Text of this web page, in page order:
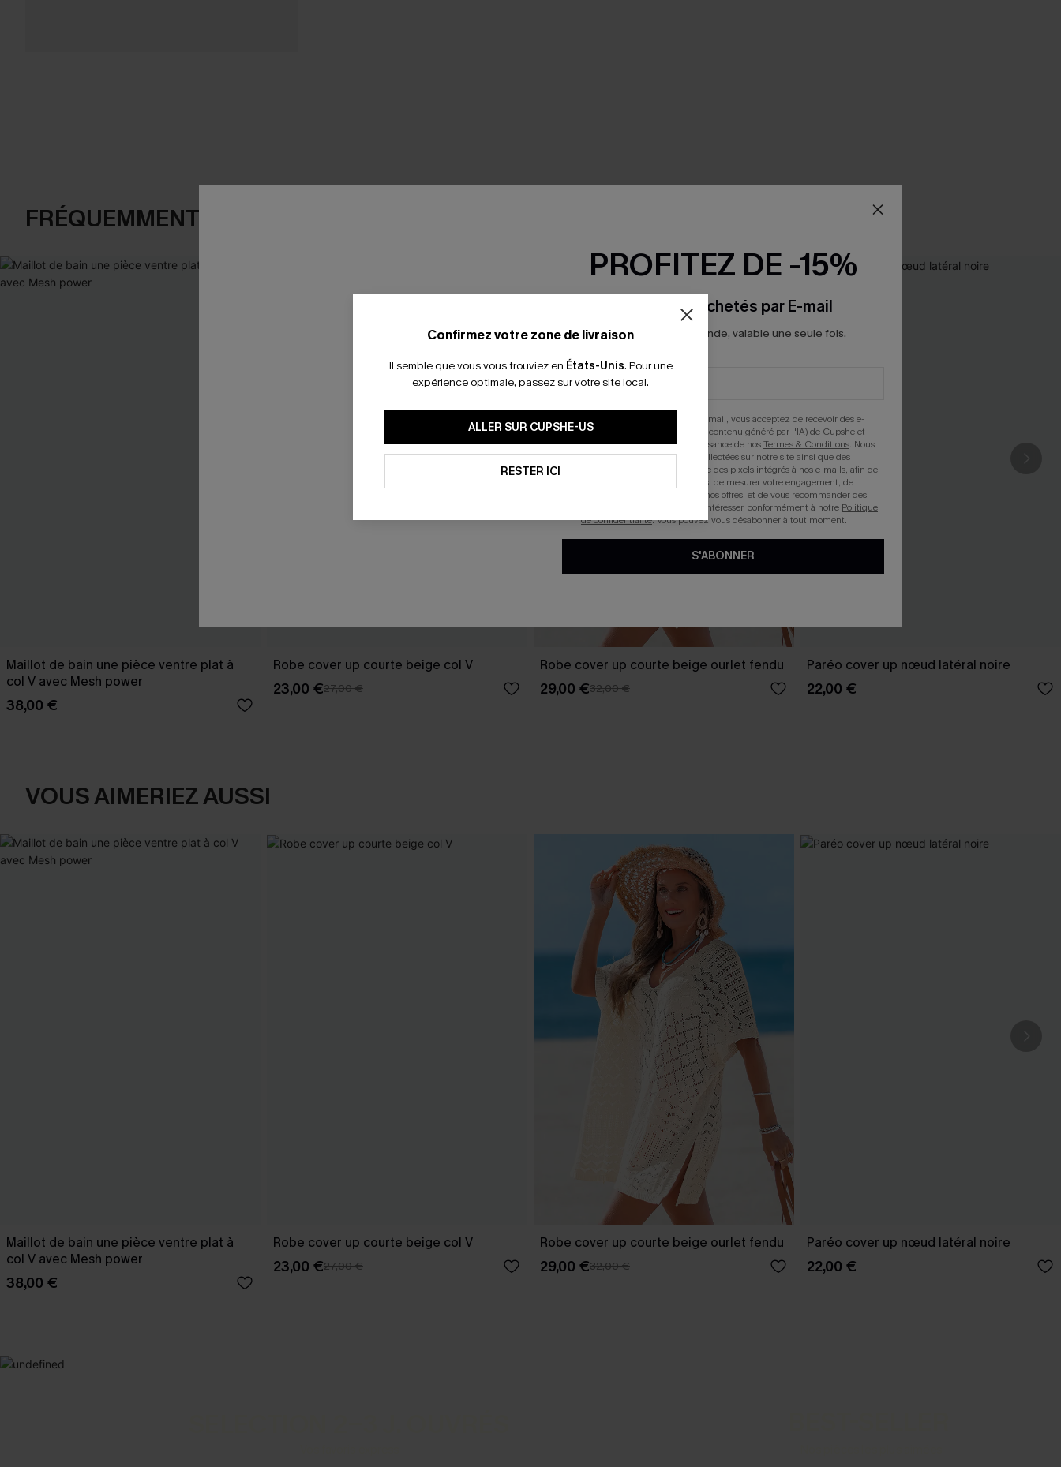
FRÉQUEMMENT ACHETÉS ENSEMBLE
Maillot de bain une pièce ventre plat à
col V avec Mesh power
38,00 €
Robe cover up courte beige col V
23,00 €27,00 €
Robe cover up courte beige ourlet fendu
29,00 €32,00 €
Paréo cover up nœud latéral noire
22,00 €
VOUS AIMERIEZ AUSSI
Maillot de bain une pièce ventre plat à
col V avec Mesh power
38,00 €
Robe cover up courte beige col V
23,00 €27,00 €
Robe cover up courte beige ourlet fendu
29,00 €32,00 €
Paréo cover up nœud latéral noire
22,00 €
Confirmez votre zone de livraison
Il semble que vous vous trouviez en États-Unis. Pour une
expérience optimale, passez sur votre site local.
ALLER SUR CUPSHE-US
RESTER ICI
PROFITEZ DE -15%
-15% dès 2 Achetés par E-mail
*Un code par commande, valable une seule fois.
En soumettant votre adresse e-mail, vous acceptez de recevoir des e-
mails marketing (y compris du contenu généré par l'IA) de Cupshe et
reconnaissez avoir pris connaissance de nosTermes & Conditions. Nous
pouvons utiliser les données collectées sur notre site ainsi que des
technologies de suivi, telles que des pixels intégrés à nos e-mails, afin de
savoir si ceux-ci ont été ouverts, de mesurer votre engagement, de
personnaliser nos contenus et nos offres, et de vous recommander des
produits susceptibles de vous intéresser, conformément à notre Politique
de confidentialité. Vous pouvez vous désabonner à tout moment.
S'ABONNER